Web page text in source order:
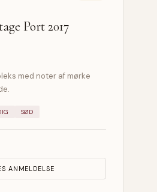
Port 2017
med noter af mørke
SØD
ANMELDELSE